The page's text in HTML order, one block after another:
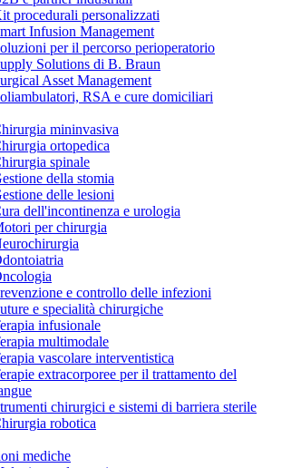
che stai cercando. Visita il catalogo B.
portfolio completo.
richieste? Scrivici per entrare subito in
nostro referente.
procedurali personalizzati
Infusion Management
per il percorso perioperatorio
Solutions di B. Braun
Asset Management
RSA e cure domiciliari
mininvasiva
ortopedica
spinale
della stomia
delle lesioni
dell'incontinenza e urologia
per chirurgia
e controllo delle infezioni
e specialità chirurgiche
infusionale
multimodale
vascolare interventistica
extracorporee per il trattamento del
chirurgici e sistemi di barriera sterile
robotica
mediche